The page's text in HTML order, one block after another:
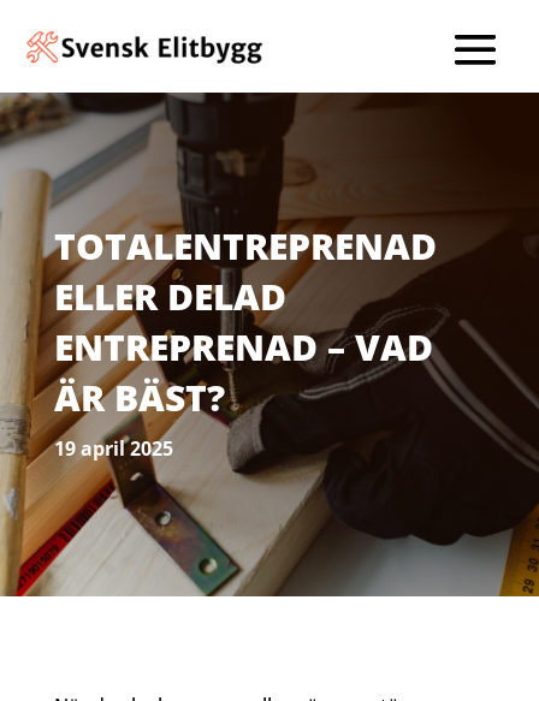
TOTALENTREPRENAD
ELLER DELAD
ENTREPRENAD – VAD
ÄR BÄST?
19 april 2025